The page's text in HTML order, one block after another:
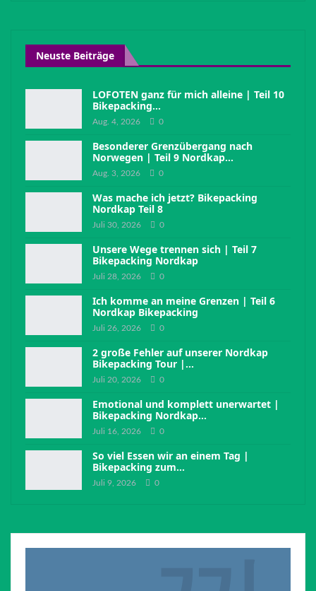
Neuste Beiträge
LOFOTEN ganz für mich alleine | Teil 10
Bikepacking…
Aug. 4, 2026 0
Besonderer Grenzübergang nach
Norwegen | Teil 9 Nordkap…
Aug. 3, 2026 0
Was mache ich jetzt? Bikepacking
Nordkap Teil 8
Juli 30, 2026 0
Unsere Wege trennen sich | Teil 7
Bikepacking Nordkap
Juli 28, 2026 0
Ich komme an meine Grenzen | Teil 6
Nordkap Bikepacking
Juli 26, 2026 0
2 große Fehler auf unserer Nordkap
Bikepacking Tour |…
Juli 20, 2026 0
Emotional und komplett unerwartet |
Bikepacking Nordkap…
Juli 16, 2026 0
So viel Essen wir an einem Tag |
Bikepacking zum…
Juli 9, 2026 0